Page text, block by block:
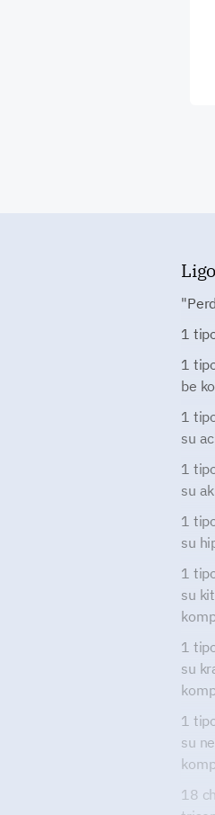
1
1
be
1
su
1
su
1
su
1
su
1
su
1
su
18